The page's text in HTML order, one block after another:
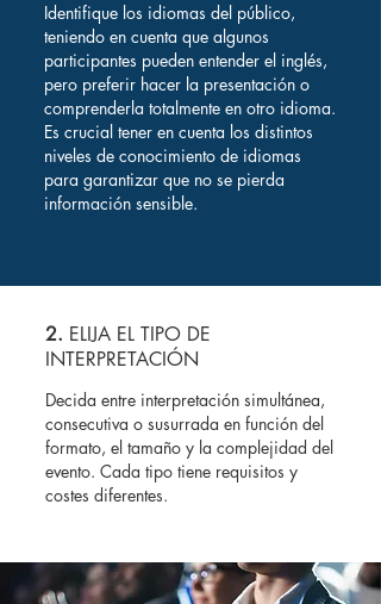
Identifique los idiomas del público,
teniendo en cuenta que algunos
participantes pueden entender el inglés,
pero preferir hacer la presentación o
comprenderla totalmente en otro idioma.
Es crucial tener en cuenta los distintos
niveles de conocimiento de idiomas
para garantizar que no se pierda
información sensible.
2. ELIJA EL TIPO DE
INTERPRETACIÓN
Decida entre interpretación simultánea,
consecutiva o susurrada en función del
formato, el tamaño y la complejidad del
evento. Cada tipo tiene requisitos y
costes diferentes.